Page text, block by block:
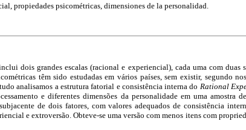
propiedades psicométricas, dimensiones de la personalidad.
dois grandes escalas (racional e experiencial), cada uma com duas
têm sido estudadas em vários países, sem existir, segundo
analisamos a estrutura fatorial e consistência interna do Rational
e diferentes dimensões da personalidade em uma amostra
de dois fatores, com valores adequados de consistência
e extroversão. Obteve-se uma versão com menos itens com